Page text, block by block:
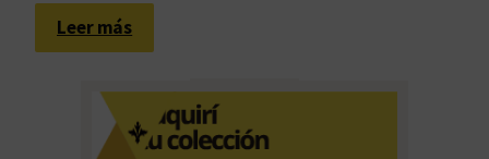
Leer más:
L
u